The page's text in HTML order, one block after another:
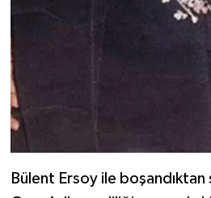
Bülent Ersoy ile